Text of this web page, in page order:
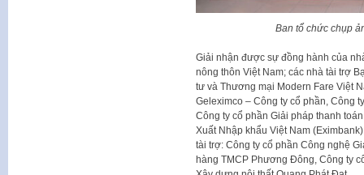
Ban tổ chức chụp
Giải nhận được sự đồng hành của
nông thôn Việt Nam; các nhà tài trợ
tư và Thương mại Modern Fare Việt
Geleximco – Công ty cổ phần, Công
Công ty cổ phần Giải pháp thanh
Xuất Nhập khẩu Việt Nam
tài trợ: Công ty cổ phần Công nghệ
hàng TMCP Phương Đông, Công ty